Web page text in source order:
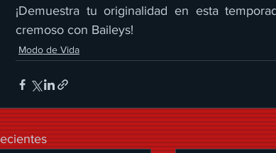
¡Demuestra tu originalidad en esta
cremoso con Baileys!
Modo de Vida